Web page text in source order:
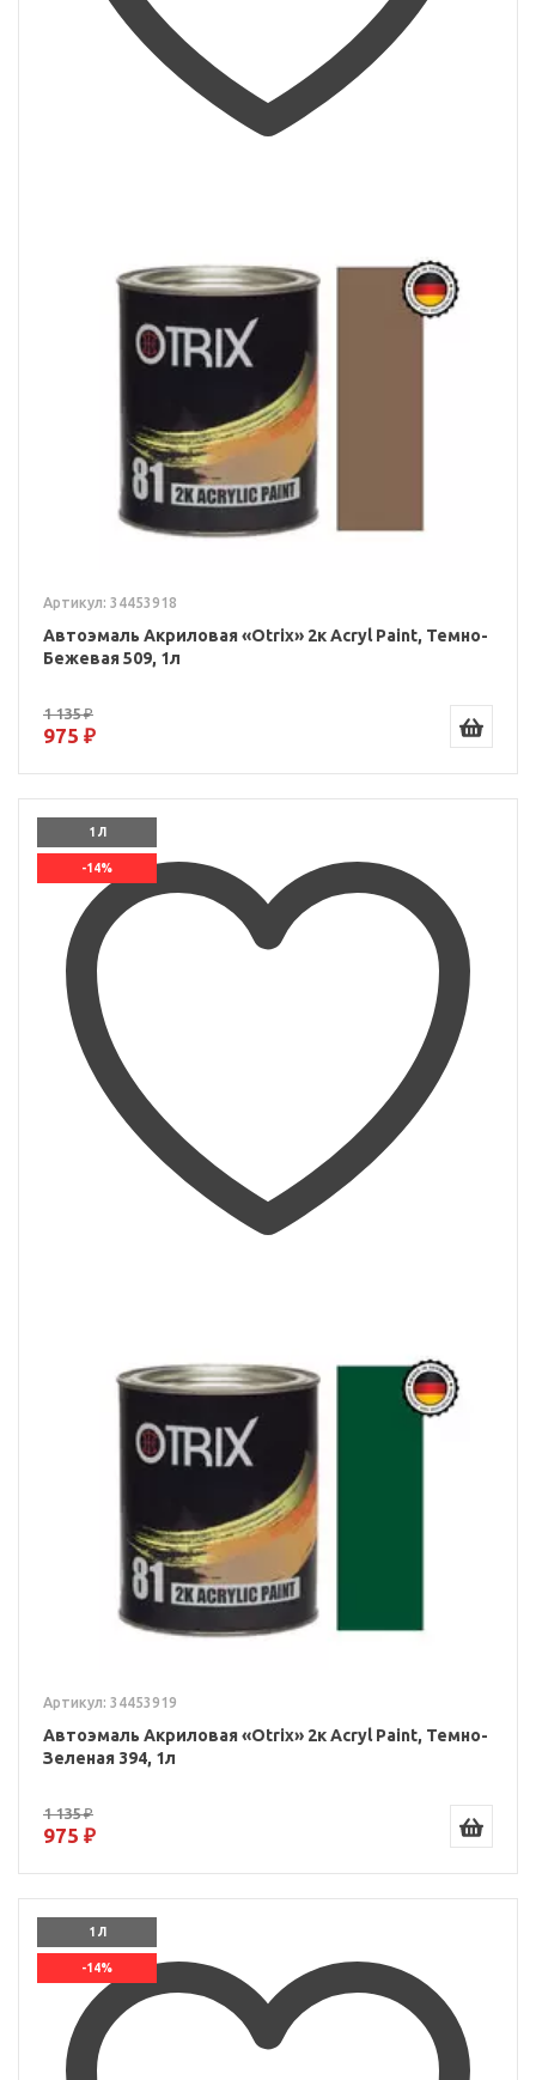
Артикул: 34453918
Автоэмаль Акриловая «Otrix» 2к Acryl Paint, Темно-
Бежевая 509, 1л
1 135 ₽
975 ₽
1 Л
-14%
Артикул: 34453919
Автоэмаль Акриловая «Otrix» 2к Acryl Paint, Темно-
Зеленая 394, 1л
1 135 ₽
975 ₽
1 Л
-14%